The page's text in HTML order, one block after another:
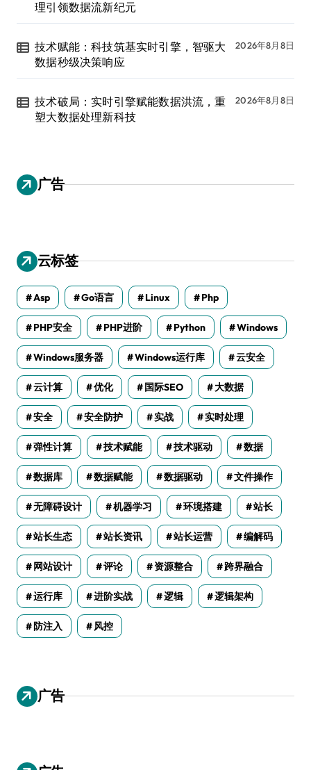
理引领数据流新纪元
技术赋能：科技筑基实时引擎，智驱大
数据秒级决策响应
2026年8月8日
技术破局：实时引擎赋能数据洪流，重
塑大数据处理新科技
2026年8月8日
广告
云标签
Asp Go语言 Linux Php
PHP安全 PHP进阶 Python Windows
Windows服务器 Windows运行库 云安全
云计算 优化 国际SEO 大数据
安全 安全防护 实战 实时处理
弹性计算 技术赋能 技术驱动 数据
数据库 数据赋能 数据驱动 文件操作
无障碍设计 机器学习 环境搭建 站长
站长生态 站长资讯 站长运营 编解码
网站设计 评论 资源整合 跨界融合
运行库 进阶实战 逻辑 逻辑架构
防注入 风控
广告